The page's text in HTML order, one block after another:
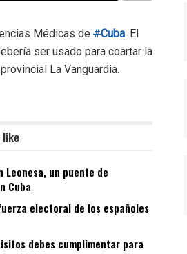
Médicas de #Cuba. El
ser usado para coartar la
La Vanguardia.
like
Leonesa, un puente de
Cuba
electoral de los españoles
debes cumplimentar para